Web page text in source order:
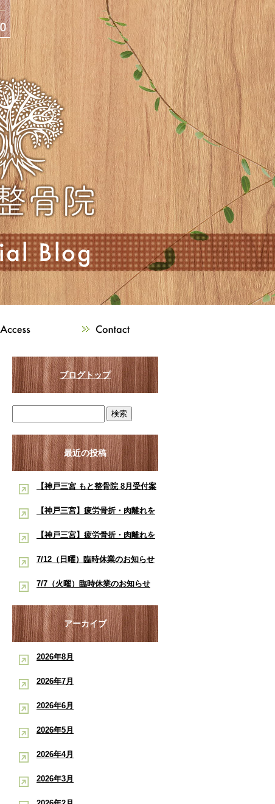
ブログトップ
最近の投稿
【神戸三宮 もと整骨院 8月受付案
内】8月は熱中症・交通事故・ス
ポート
【神戸三宮】疲労骨折・肉離れを
早く治したい学生アスリートへ｜
骨院
【神戸三宮】疲労骨折・肉離れを
早く治したい学生アスリートへ｜
骨院
7/12（日曜）臨時休業のお知らせ
【神戸市三宮 もと整骨院】
7/7（火曜）臨時休業のお知らせ
アーカイブ
2026年8月
2026年7月
2026年6月
2026年5月
2026年4月
2026年3月